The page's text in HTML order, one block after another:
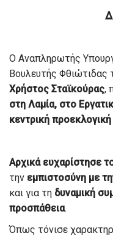
Ο Αναπληρωτής
Βουλευτής Φθιώτιδας
Χρήστος Σταϊκούρας,
στη Λαμία, στο
κεντρική προεκλογική
Αρχικά ευχαρίστησε
την εμπιστοσύνη με
και για τη δυναμική
προσπάθεια.
Όπως τόνισε